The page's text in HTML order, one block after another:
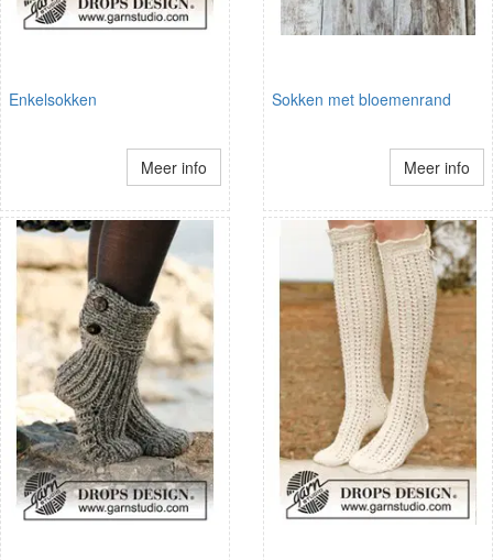
Enkelsokken
Meer info
Sokken met bloemenrand
Meer info